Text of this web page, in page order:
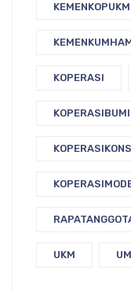
KEMENKOPUKM
KOPERASI
KOPERASIBUMI
UKM